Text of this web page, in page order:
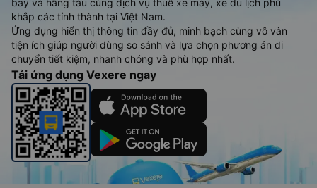
khắp các tỉnh thành tại Việt Nam.
Ứng dụng hiển thị thông tin đầy đủ, minh bạch cùng vô vàn
tiện ích giúp người dùng so sánh và lựa chọn phương án di
chuyển tiết kiệm, nhanh chóng và phù hợp nhất.
Tải ứng dụng Vexere ngay